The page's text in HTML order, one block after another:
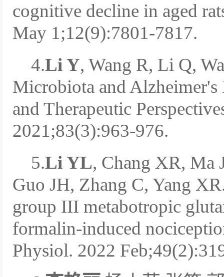
cognitive decline in aged
May 1;12(9):7801-7817.
4.Li Y, Wang R, Li Q,
Microbiota and Alzheimer's
and Therapeutic
2021;83(3):963-976.
5.Li YL, Chang XR, Ma
Guo JH, Zhang C, Yang
group III metabotropic
formalin-induced
Physiol. 2022